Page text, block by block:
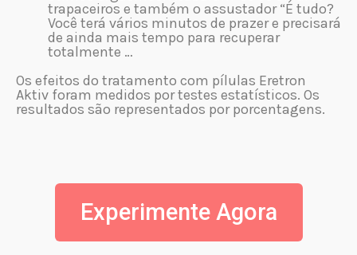
trapaceiros e também o assustador “É tudo?
Você terá vários minutos de prazer e precisará
de ainda mais tempo para recuperar
totalmente …
Os efeitos do tratamento com pílulas Eretron
Aktiv foram medidos por testes estatísticos. Os
resultados são representados por porcentagens.
Experimente Agora